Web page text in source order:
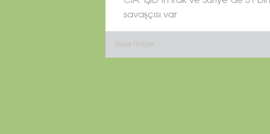
savaşçısı var
Siyasi Haber